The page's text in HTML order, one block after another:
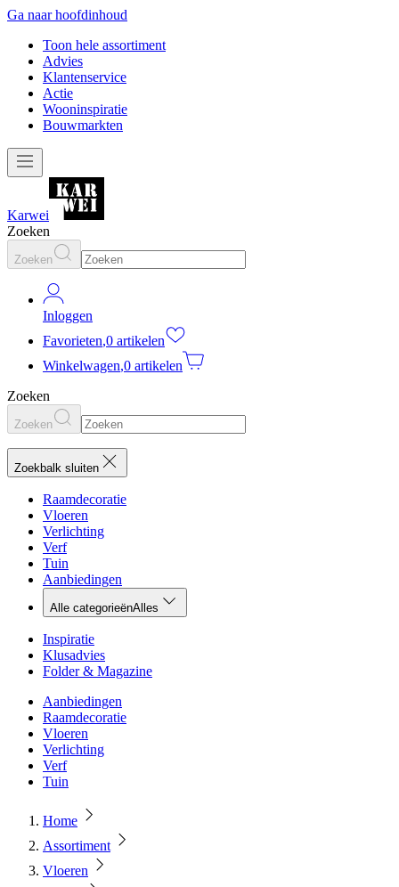
Ga naar hoofdinhoud
Toon hele assortiment
Advies
Klantenservice
Actie
Wooninspiratie
Bouwmarkten
Karwei
Zoeken
Zoeken
Inloggen
Favorieten,0 artikelen
Winkelwagen,0 artikelen
Zoeken
Zoeken
Zoekbalk sluiten
Raamdecoratie
Vloeren
Verlichting
Verf
Tuin
Aanbiedingen
Alle categorieënAlles
Inspiratie
Klusadvies
Folder & Magazine
Aanbiedingen
Raamdecoratie
Vloeren
Verlichting
Verf
Tuin
Home
Assortiment
Vloeren